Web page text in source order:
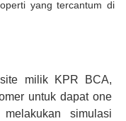
yang tercantum di
milik KPR BCA,
untuk dapat one
simulasi